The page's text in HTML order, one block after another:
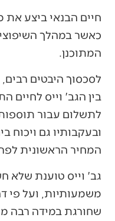
חיים הבנאי ביצע את
כאשר במהלך
המתוכנן.
לסכסוך היבטים רבים,
בין הגב' וייס לחיים
לתשלום עבור
ובעקבותיו גם ויכוח
המחיר הראשונית
גב' וייס טוענת שלא
משמעותיות, ועל פי
שחורגת במידה רבה